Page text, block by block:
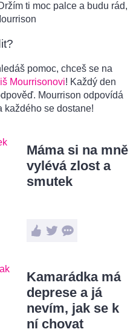
ti moc palce a budu rád,
pomoc, chceš se na
Mourrisonovi! Každý den
Mourrison odpovídá
každého se dostane!
Máma si na mně
vylévá zlost a
smutek
Kamarádka má
deprese a já
nevím, jak se k
ní chovat